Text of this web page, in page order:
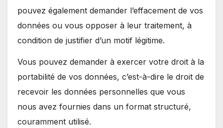
pouvez également demander l’effacement de vos
données ou vous opposer à leur traitement, à
condition de justifier d’un motif légitime.
Vous pouvez demander à exercer votre droit à la
portabilité de vos données, c’est-à-dire le droit de
recevoir les données personnelles que vous
nous avez fournies dans un format structuré,
couramment utilisé.